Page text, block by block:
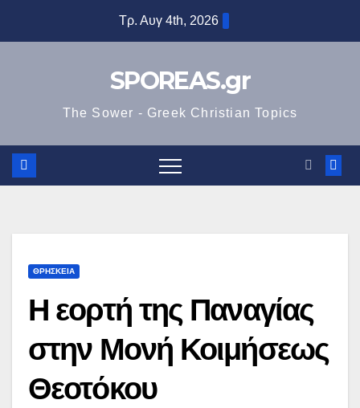
Τρ. Αυγ 4th, 2026
SPOREAS.gr
The Sower - Greek Christian Topics
ΘΡΗΣΚΕΙΑ
Η εορτή της Παναγίας
στην Μονή Κοιμήσεως
Θεοτόκου